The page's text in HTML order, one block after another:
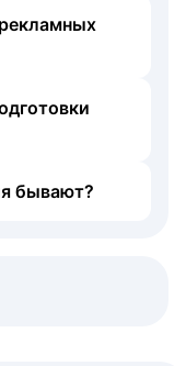
бывают?